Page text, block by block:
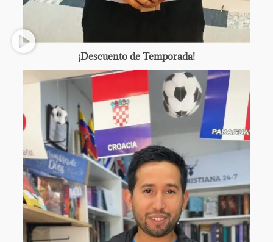
¡Descuento de Temporada!